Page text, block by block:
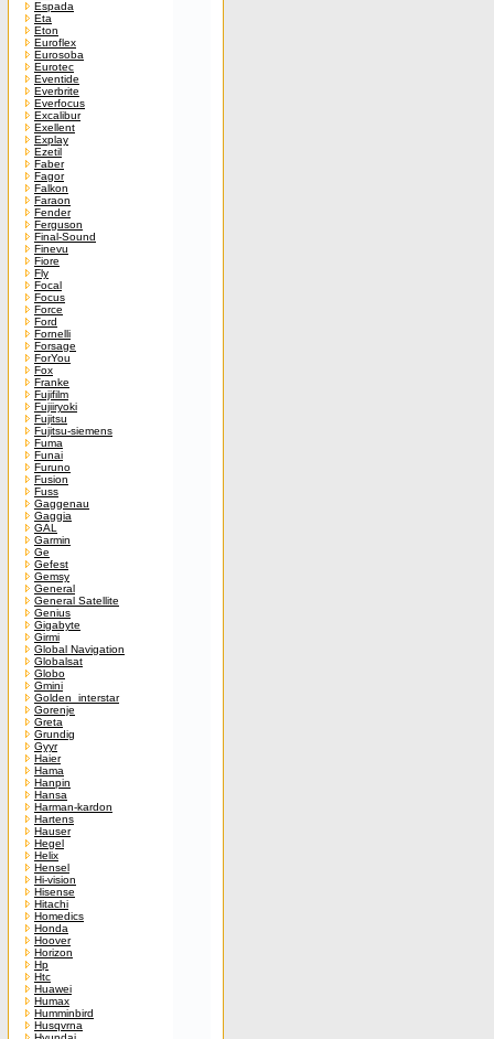
Espada
Eta
Eton
Euroflex
Eurosoba
Eurotec
Eventide
Everbrite
Everfocus
Excalibur
Exellent
Explay
Ezetil
Faber
Fagor
Falkon
Faraon
Fender
Ferguson
Final-Sound
Finevu
Fiore
Fly
Focal
Focus
Force
Ford
Fornelli
Forsage
ForYou
Fox
Franke
Fujifilm
Fujiiryoki
Fujitsu
Fujitsu-siemens
Fuma
Funai
Furuno
Fusion
Fuss
Gaggenau
Gaggia
GAL
Garmin
Ge
Gefest
Gemsy
General
General Satellite
Genius
Gigabyte
Girmi
Global Navigation
Globalsat
Globo
Gmini
Golden_interstar
Gorenje
Greta
Grundig
Gyyr
Haier
Hama
Hanpin
Hansa
Harman-kardon
Hartens
Hauser
Hegel
Helix
Hensel
Hi-vision
Hisense
Hitachi
Homedics
Honda
Hoover
Horizon
Hp
Htc
Huawei
Humax
Humminbird
Husqvrna